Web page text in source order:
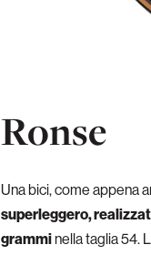
Ronse
Una bici, come appena
superleggero,
gramminella taglia 54.